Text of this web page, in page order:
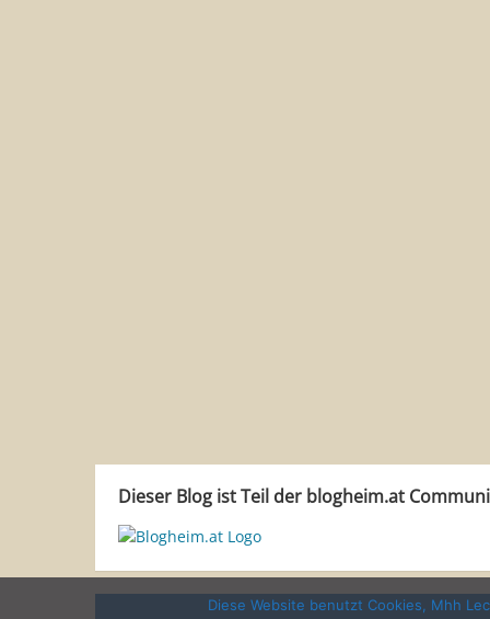
Dieser Blog ist Teil der blogheim.at
Diese Website benutzt Cookies, Mhh